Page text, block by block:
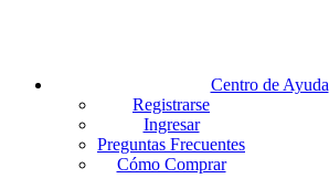
Centro de Ayuda
Registrarse
Ingresar
Preguntas Frecuentes
Cómo Comprar